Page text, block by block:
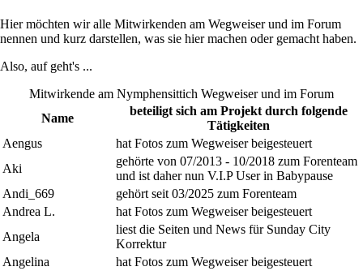
Hier möchten wir alle Mitwirkenden am Wegweiser und im Forum
nennen und kurz darstellen, was sie hier machen oder gemacht haben.
Also, auf geht's ...
Mitwirkende am Nymphensittich Wegweiser und im Forum
Name
beteiligt sich am Projekt durch folgende
Tätigkeiten
Aengus
hat Fotos zum Wegweiser beigesteuert
Aki
gehörte von 07/2013 - 10/2018 zum Forenteam
und ist daher nun V.I.P User in Babypause
Andi_669
gehört seit 03/2025 zum Forenteam
Andrea L.
hat Fotos zum Wegweiser beigesteuert
Angela
liest die Seiten und News für Sunday City
Korrektur
Angelina
hat Fotos zum Wegweiser beigesteuert